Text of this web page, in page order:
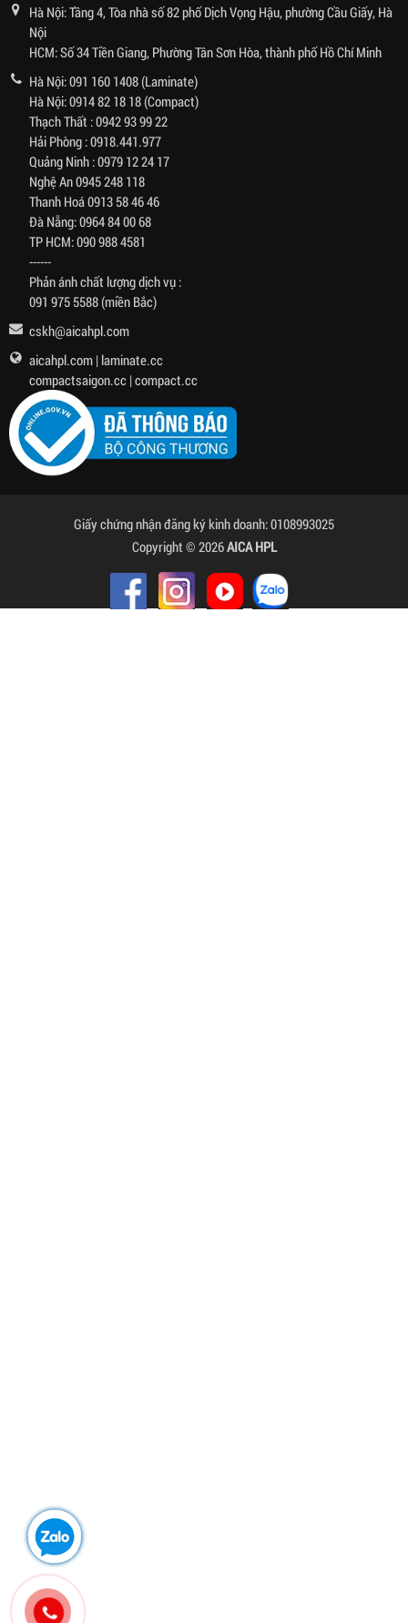
Hà Nội: Tầng 4, Tòa nhà số 82 phố Dịch Vọng Hậu, phường Cầu Giấy, Hà
Nội
HCM: Số 34 Tiền Giang, Phường Tân Sơn Hòa, thành phố Hồ Chí Minh
Hà Nội:091 160 1408 (Laminate)
Hà Nội:0914 82 18 18 (Compact)
Thạch Thất :0942 93 99 22
Hải Phòng :0918.441.977
Quảng Ninh :0979 12 24 17
Nghệ An0945 248 118
Thanh Hoá0913 58 46 46
Đà Nẵng:0964 84 00 68
TP HCM:090 988 4581
------
Phản ánh chất lượng dịch vụ :
091 975 5588 (miền Bắc)
cskh@aicahpl.com
aicahpl.com | laminate.cc
compactsaigon.cc |compact.cc
Giấy chứng nhận đăng ký kinh doanh: 0108993025
Copyright © 2026AICA HPL